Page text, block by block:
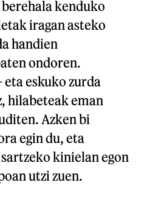
kenduko
iragan asteko
handien
ondoren.
eskuko zurda
hilabeteak eman
Azken bi
egin du, eta
kinielan egon
utzi zuen.